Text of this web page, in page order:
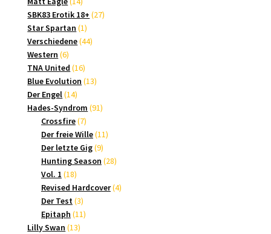
Produkte
SBK83 Erotik 18+ 2727
Star Spartan 11
Produkt
Verschiedene 4444
Western 66
Produkte
TNA United 1616
Produkte
Blue Evolution 1313
Der Engel 1414
Produkte
Hades-Syndrom 9191
Crossfire 77
Produkte
Der freie Wille 1111
Der letzte Gig 99
Produkte
Hunting Season 2828
Vol. 1 1818
Produkte
Revised Hardcover 44
Der Test 33
Produkte
Epitaph 1111
Lilly Swan 1313